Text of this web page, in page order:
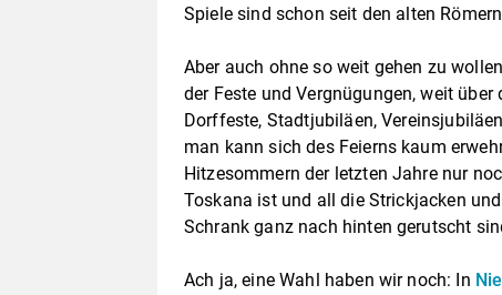
Spiele sind schon seit den alten
Aber auch ohne so weit gehen zu
der Feste und Vergnügungen, weit
Dorffeste, Stadtjubiläen,
man kann sich des Feierns kaum
Hitzesommern der letzten Jahre nur
Toskana ist und all die Strickjacken
Schrank ganz nach hinten gerutscht
Ach ja, eine Wahl haben wir noch: In